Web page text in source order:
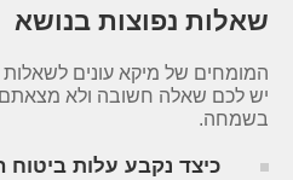
שאלות נפוצות בנושא
המומחים של מיקא עונים לשאלות
יש לכם שאלה חשובה ולא מצאתם
בשמחה.
כיצד נקבע עלות